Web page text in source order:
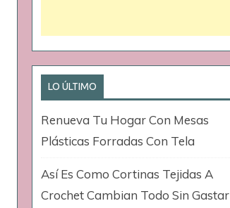
LO ÚLTIMO
Renueva Tu Hogar Con Mesas
Plásticas Forradas Con Tela
Así Es Como Cortinas Tejidas A
Crochet Cambian Todo Sin Gastar